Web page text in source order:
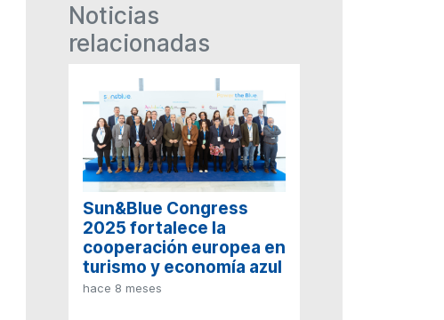
Noticias
relacionadas
Sun&Blue Congress
2025 fortalece la
cooperación europea en
turismo y economía azul
hace 8 meses